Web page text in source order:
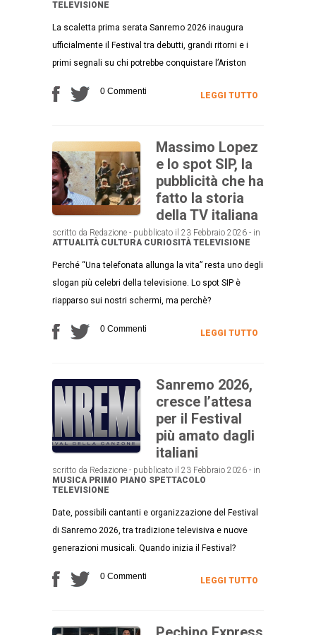
TELEVISIONE
La scaletta prima serata Sanremo 2026 inaugura
ufficialmente il Festival tra debutti, grandi ritorni e i
primi segnali su chi potrebbe conquistare l’Ariston
0 Commenti LEGGI TUTTO
Massimo Lopez
e lo spot SIP, la
pubblicità che ha
fatto la storia
della TV italiana
scritto da Redazione - pubblicato il 23 Febbraio 2026 - in
ATTUALITÀ CULTURA CURIOSITÀ TELEVISIONE
Perché “Una telefonata allunga la vita” resta uno degli
slogan più celebri della televisione. Lo spot SIP è
riapparso sui nostri schermi, ma perchè?
0 Commenti LEGGI TUTTO
Sanremo 2026,
cresce l’attesa
per il Festival
più amato dagli
italiani
scritto da Redazione - pubblicato il 23 Febbraio 2026 - in
MUSICA PRIMO PIANO SPETTACOLO
TELEVISIONE
Date, possibili cantanti e organizzazione del Festival
di Sanremo 2026, tra tradizione televisiva e nuove
generazioni musicali. Quando inizia il Festival?
0 Commenti LEGGI TUTTO